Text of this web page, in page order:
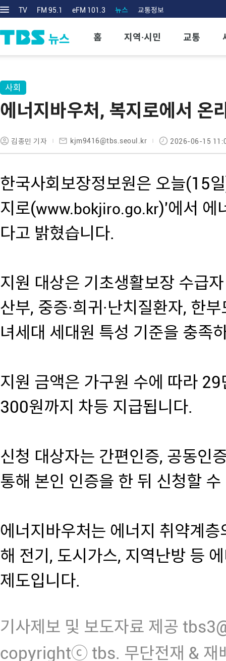
TV FM 95.1 eFM 101.3 뉴스 교통정보
홈 지역·시민 교통
사회
에너지바우처, 복지로에서 온
김종민 기자 kjm9416@tbs.seoul.kr 2026-06-15
한국사회보장정보원은 오늘(15
지로(www.bokjiro.go.kr)'에서 에
다고 밝혔습니다.
지원 대상은 기초생활보장 수급
산부, 중증·희귀·난치질환자, 한
녀세대 세대원 특성 기준을 충족
지원 금액은 가구원 수에 따라
300원까지 차등 지급됩니다.
신청 대상자는 간편인증, 공동인
통해 본인 인증을 한 뒤 신청할
에너지바우처는 에너지 취약계
해 전기, 도시가스, 지역난방 등
제도입니다.
기사제보 및 보도자료 제공
copyrightⓒ tbs. 무단전재 & 재